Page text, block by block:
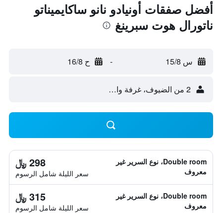
أفضل صفقات أونيادو نانو ساكايميناتو
ناتورال هوت سبرينغ
س 15/8 - ح 16/8
2 من الضيوف، غرفة واحدة
Double room، نوع السرير غير
معروف
298 ﷼
سعر الليلة شامل الرسوم
Double room، نوع السرير غير
معروف
315 ﷼
سعر الليلة شامل الرسوم